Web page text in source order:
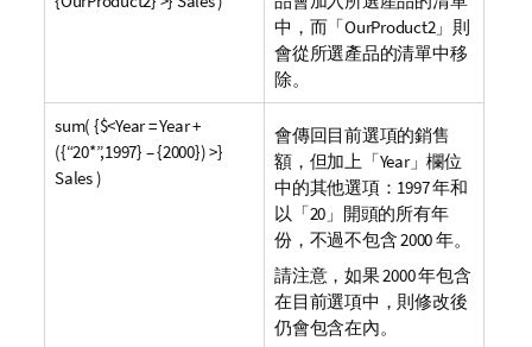
中，而「OurProduct2」則
會從所選產品的清單中移
除。
sum( {$<Year = Year +
({“20*”,1997} – {2000}) >}
Sales )
會傳回目前選項的銷售
額，但加上「Year」欄位
中的其他選項：1997 年和
以「20」開頭的所有年
份，不過不包含 2000 年。
請注意，如果 2000 年包含
在目前選項中，則修改後
仍會包含在內。